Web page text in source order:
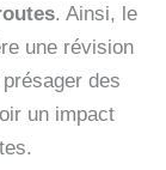
. Ainsi, le
une révision
des
un impact